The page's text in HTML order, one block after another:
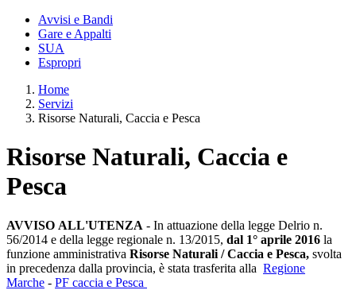
Avvisi e Bandi
Gare e Appalti
SUA
Espropri
Home
Servizi
Risorse Naturali, Caccia e Pesca
Risorse Naturali, Caccia e
Pesca
AVVISO ALL'UTENZA - In attuazione della legge Delrio n.
56/2014 e della legge regionale n. 13/2015, dal 1° aprile 2016 la
funzione amministrativa Risorse Naturali / Caccia e Pesca, svolta
in precedenza dalla provincia, è stata trasferita alla Regione
Marche - PF caccia e Pesca